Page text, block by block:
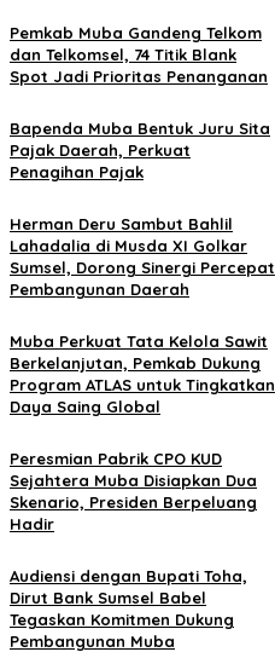
Pemkab Muba Gandeng Telkom
dan Telkomsel, 74 Titik Blank
Spot Jadi Prioritas Penanganan
Bapenda Muba Bentuk Juru Sita
Pajak Daerah, Perkuat
Penagihan Pajak
Herman Deru Sambut Bahlil
Lahadalia di Musda XI Golkar
Sumsel, Dorong Sinergi Percepat
Pembangunan Daerah
Muba Perkuat Tata Kelola Sawit
Berkelanjutan, Pemkab Dukung
Program ATLAS untuk Tingkatkan
Daya Saing Global
Peresmian Pabrik CPO KUD
Sejahtera Muba Disiapkan Dua
Skenario, Presiden Berpeluang
Hadir
Audiensi dengan Bupati Toha,
Dirut Bank Sumsel Babel
Tegaskan Komitmen Dukung
Pembangunan Muba